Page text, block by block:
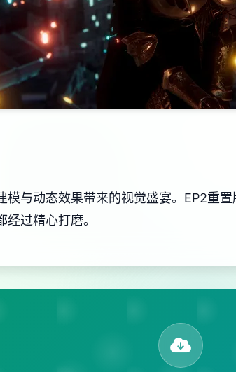
模与动态效果带来的视觉盛宴。EP2重
过精心打磨。